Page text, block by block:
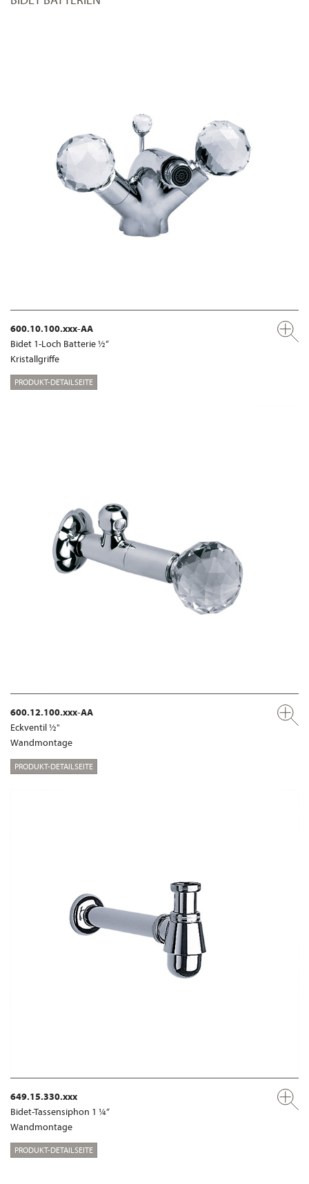
600.10.100.xxx-AA
Bidet 1-Loch Batterie ½“
Kristallgriffe
PRODUKT-DETAILSEITE
600.12.100.xxx-AA
Eckventil ½"
Wandmontage
PRODUKT-DETAILSEITE
649.15.330.xxx
Bidet-Tassensiphon 1 ¼“
Wandmontage
PRODUKT-DETAILSEITE